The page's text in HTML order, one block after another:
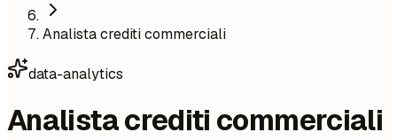
Analista crediti commerciali
data-analytics
Analista crediti commerciali